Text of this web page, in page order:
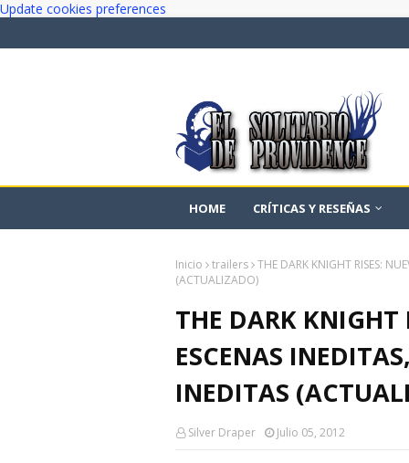
Update cookies preferences
HOME CRÍTICAS Y RESEÑAS
Inicio trailers THE DARK KNIGHT RISES:
(ACTUALIZADO)
THE DARK KNIGHT
ESCENAS
INEDITAS
Silver Draper Julio 05, 2012